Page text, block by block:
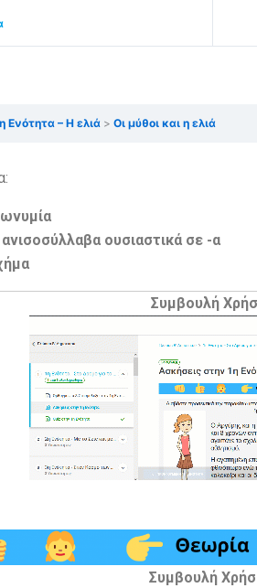
Ενότητα – Η ελιά Οι μύθοι και η ελιά
ουσιαστικά σε -α
Συμβουλή
Συμβουλή